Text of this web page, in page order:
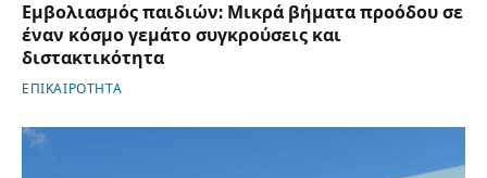
Εμβολιασμός παιδιών: Μικρά βήματα προόδου σε
έναν κόσμο γεμάτο συγκρούσεις και
διστακτικότητα
ΕΠΙΚΑΙΡΟΤΗΤΑ